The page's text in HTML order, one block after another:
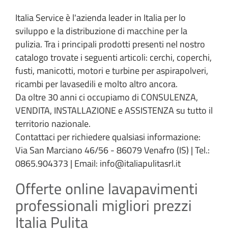
Italia Service è l'azienda leader in Italia per lo
sviluppo e la distribuzione di macchine per la
pulizia. Tra i principali prodotti presenti nel nostro
catalogo trovate i seguenti articoli: cerchi, coperchi,
fusti, manicotti, motori e turbine per aspirapolveri,
ricambi per lavasedili e molto altro ancora.
Da oltre 30 anni ci occupiamo di CONSULENZA,
VENDITA, INSTALLAZIONE e ASSISTENZA su tutto il
territorio nazionale.
Contattaci per richiedere qualsiasi informazione:
Via San Marciano 46/56 - 86079 Venafro (IS) | Tel.:
0865.904373 | Email: info@italiapulitasrl.it
Offerte online lavapavimenti
professionali migliori prezzi
Italia Pulita